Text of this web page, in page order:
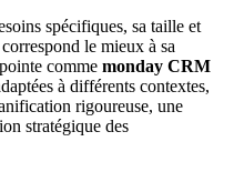
spécifiques, sa taille et
le mieux à sa
comme monday CRM
à différents contextes,
rigoureuse, une
stratégique des